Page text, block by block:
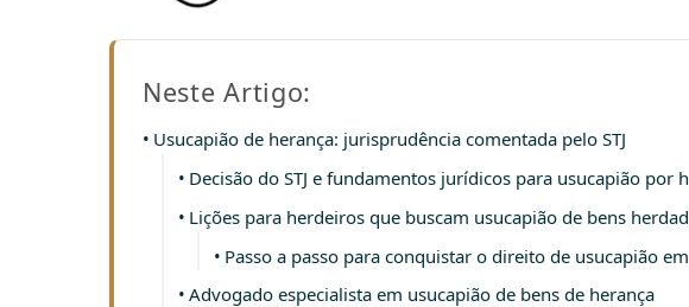
Neste Artigo:
Usucapião de herança: jurisprudência comentada pelo STJ
Decisão do STJ e fundamentos jurídicos para usucapião por
Lições para herdeiros que buscam usucapião de bens
Passo a passo para conquistar o direito de usucapião
Advogado especialista em usucapião de bens de herança